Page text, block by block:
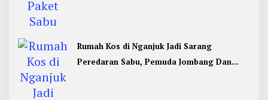
Rumah Kos di Nganjuk Jadi Sarang
Peredaran Sabu, Pemuda Jombang Dan